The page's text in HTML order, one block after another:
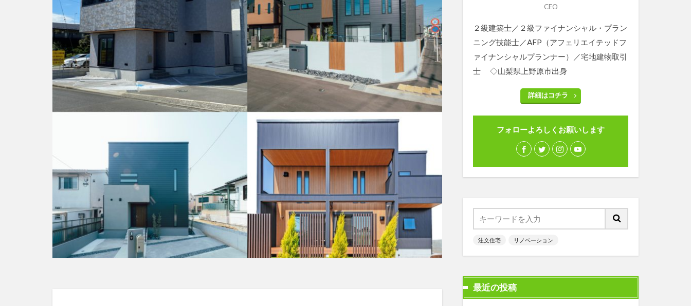
CEO
２級建築士／２級ファイナンシャル・プラン
ニング技能士／AFP（アフェリエイテッドフ
ァイナンシャルプランナー）／宅地建物取引
士 ◇山梨県上野原市出身
詳細はコチラ
フォローよろしくお願いします
注文住宅 リノベーション
最近の投稿